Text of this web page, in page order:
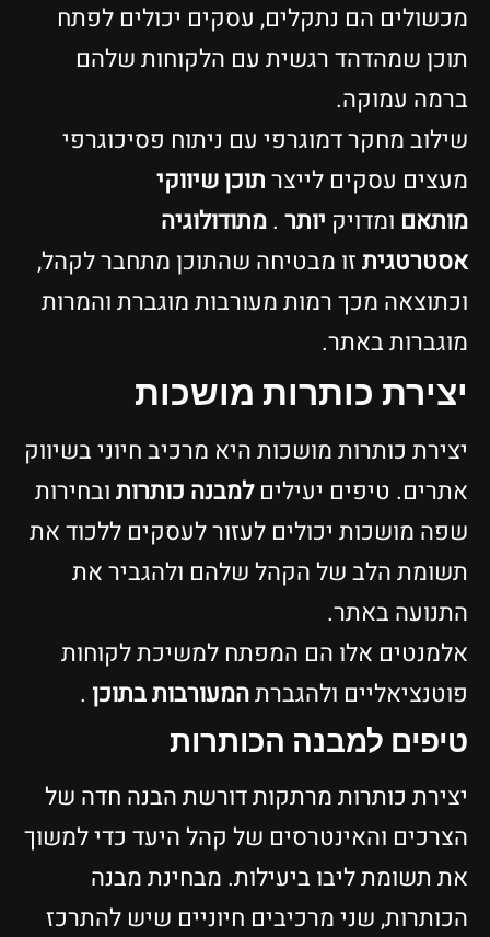
מכשולים הם נתקלים, עסקים יכולים לפתח
תוכן שמהדהד רגשית עם הלקוחות שלהם
ברמה עמוקה.
שילוב מחקר דמוגרפי עם ניתוח פסיכוגרפי
מעצים עסקים לייצרתוכן שיווקי
מותאם ומדויק יותר .מתודולוגיה
אסטרטגיתזו מבטיחה שהתוכן מתחבר לקהל,
וכתוצאה מכך רמות מעורבות מוגברת והמרות
מוגברות באתר.
יצירת כותרות מושכות
יצירת כותרות מושכות היא מרכיב חיוני בשיווק
אתרים. טיפים יעיליםלמבנה כותרותובחירות
שפה מושכות יכולים לעזור לעסקים ללכוד את
תשומת הלב של הקהל שלהם ולהגביר את
התנועה באתר.
אלמנטים אלו הם המפתח למשיכת לקוחות
פוטנציאליים ולהגברתהמעורבות בתוכן .
טיפים למבנה הכותרות
יצירת כותרות מרתקות דורשת הבנה חדה של
הצרכים והאינטרסים של קהל היעד כדי למשוך
את תשומת ליבו ביעילות. מבחינת מבנה
הכותרות, שני מרכיבים חיוניים שיש להתרכז